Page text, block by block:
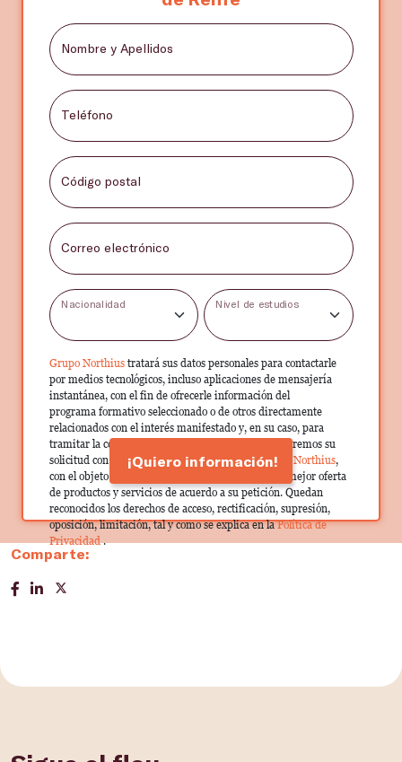
Nombre y Apellidos
Teléfono
Código postal
Correo electrónico
Nacionalidad Nivel de estudios
Grupo Northius tratará sus datos personales para contactarle
por medios tecnológicos, incluso aplicaciones de mensajería
instantánea, con el fin de ofrecerle información del
programa formativo seleccionado o de otros directamente
relacionados con el interés manifestado y, en su caso, para
tramitar la contratación correspondiente. Compartiremos su
solicitud con las empresas que conforman elGrupo Northius,
con el objeto de que estas puedan hacerle llegar la mejor oferta
de productos y servicios de acuerdo a su petición. Quedan
reconocidos los derechos de acceso, rectificación, supresión,
oposición, limitación, tal y como se explica en laPolítica de
Privacidad.
¡Quiero información!
Comparte: